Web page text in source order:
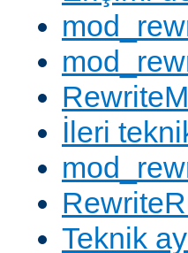
İleri
Teknik